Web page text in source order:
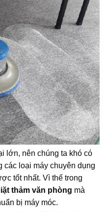
lớn, nên chúng ta khó có
các loại máy chuyên dụng
tốt nhất. Vì thế trong
thảm văn phòng mà
bị máy móc.